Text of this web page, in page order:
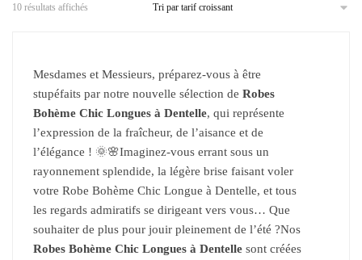
10 résultats affichés
Mesdames et Messieurs, préparez-vous à être
stupéfaits par notre nouvelle sélection de Robes
Bohème Chic Longues à Dentelle, qui représente
l’expression de la fraîcheur, de l’aisance et de
l’élégance ! 🌞🌸Imaginez-vous errant sous un
rayonnement splendide, la légère brise faisant voler
votre Robe Bohème Chic Longue à Dentelle, et tous
les regards admiratifs se dirigeant vers vous… Que
souhaiter de plus pour jouir pleinement de l’été ?Nos
Robes Bohème Chic Longues à Dentelle sont créées